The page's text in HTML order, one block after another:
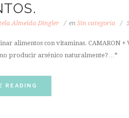
Almeida Dingler en Sin categoría
alimentos con vitaminas. CAMARON +
producir arsénico naturalmente?…*
READING